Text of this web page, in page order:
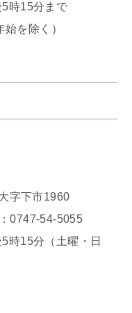
時15分まで
を除く）
字下市1960
0747‐54‐5055
時15分（土曜・日